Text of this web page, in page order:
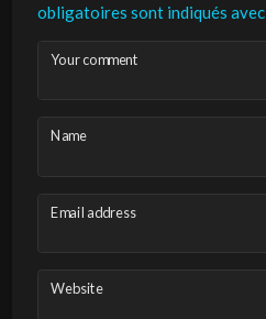
obligatoires sont indiqués avec
Your comment
Name
Email address
Website